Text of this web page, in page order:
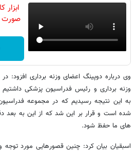
صورت
وی درباره دوپینگ اعضای وزنه برداری افزود:
وزنه برداری و رئیس فدراسیون پزشکی
به این نتیجه رسیدیم که در مجموعه
شده است و قرار بر این شد که از این به بعد
های ما حفظ شود.
اسبقیان بیان کرد: چنین قصورهایی مورد